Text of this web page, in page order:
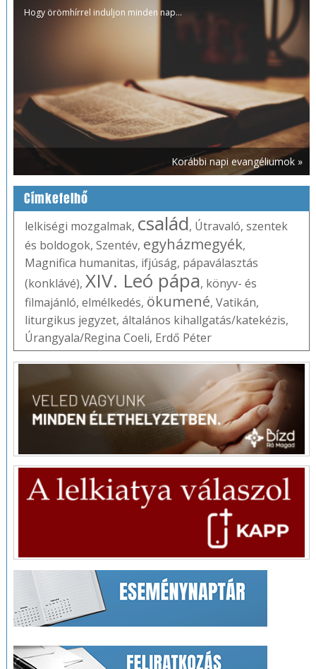
Hogy örömhírrel induljon minden nap...
Korábbi napi evangéliumok »
Címkefelhő
lelkiségi mozgalmak, család, Útravaló, szentek
és boldogok, Szentév, egyházmegyék,
Magnifica humanitas, ifjúság, pápaválasztás
(konklávé), XIV. Leó pápa, könyv- és
filmajánló, elmélkedés, ökumené, Vatikán,
liturgikus jegyzet, általános kihallgatás/katekézis,
Úrangyala/Regina Coeli, Erdő Péter